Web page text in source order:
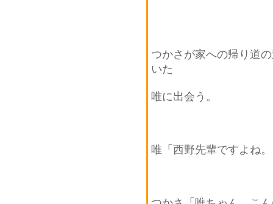
つかさが家への帰り道
いた
唯に出会う。
唯「西野先輩ですよね